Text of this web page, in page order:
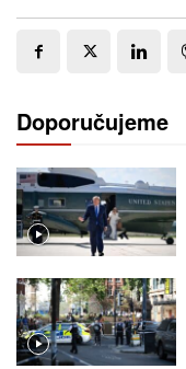
Doporučujeme